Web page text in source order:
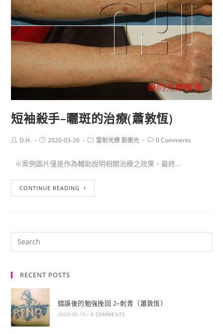
短袖殺手–曬斑的治療(蕭敦恆)
D.H. 2020-03-26 雷射光療 脈衝光 0 Comments
※案例圖片僅是作為輔助說明相關治療之效果，最終...
CONTINUE READING
RECENT POSTS
錯誤後的勉強挽回 2–刺青（蕭敦恆）
2020-06-10 / 0 COMMENTS